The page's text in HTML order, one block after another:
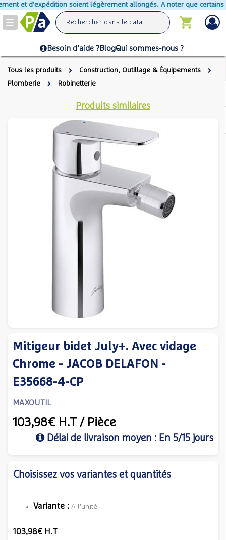
et d'expédition soient légèrement allongés. A noter que certains
Toggle
navigation
Besoin d’aide ?BlogQui sommes-nous ?
Tous les produits
Construction, Outillage & Équipements
Plomberie
Robinetterie
Produits similaires
Mitigeur bidet July+. Avec vidage
Chrome - JACOB DELAFON -
E35668-4-CP
MAXOUTIL
103,98€ H.T / Pièce
Délai de livraison moyen : En 5/15 jours
Choisissez vos variantes et quantités
Variante :A l'unité
103,98€ H.T